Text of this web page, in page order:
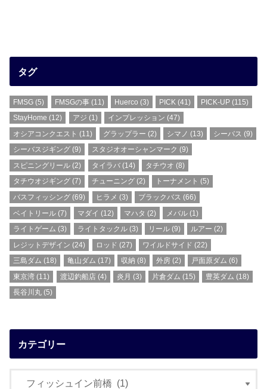
タグ
FMSG (5) FMSGの事(11) Huerco (3) PICK (41) PICK-UP (115)
StayHome (12) アジ (1) インプレッション (47)
オシアコンクエスト (11) グラップラー (2) シマノ (13) シーバス (9)
シーバスジギング (9) スタジオオーシャンマーク (9)
スピニングリール (2) タイラバ(14) タチウオ (8)
タチウオジギング (7) チューニング(2) トーナメント (5)
バスフィッシング (69) ヒラメ (3) ブラックバス (66)
ベイトリール (7) マダイ (12) マハタ (2) メバル (1)
ライトゲーム (3) ライトタックル(3) リール(9) ルアー (2)
レジットデザイン (24) ロッド (27) ワイルドサイド (22)
三島ダム (18) 亀山ダム (17) 収納 (8) 外房 (2) 戸面原ダム (6)
東京湾 (11) 渡辺釣船店(4) 炎月 (3) 片倉ダム (15) 豊英ダム (18)
長谷川丸 (5)
カテゴリー